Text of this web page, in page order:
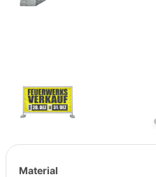
Material